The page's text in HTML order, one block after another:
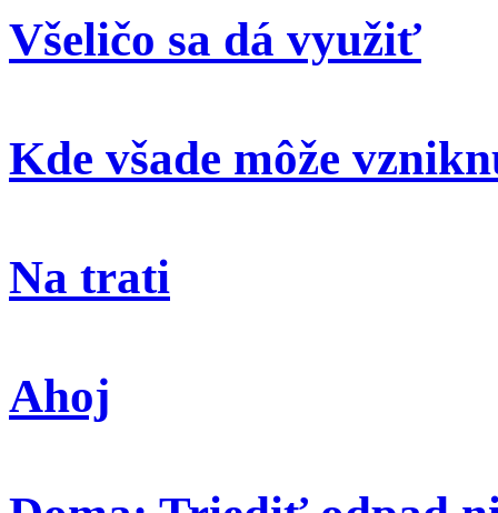
Všeličo sa dá využiť
Kde všade môže
Na trati
Ahoj